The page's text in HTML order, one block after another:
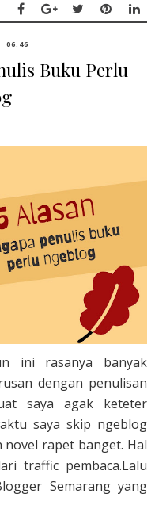
06.46
Buku Perlu
ini rasanya banyak
dengan penulisan
saya agak keteter
saya skip ngeblog
novel rapet banget. Hal
traffic pembaca.Lalu
Semarang yang